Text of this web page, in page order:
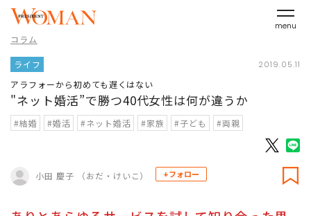
menu
コラム
ライフ 2019.05.11
アラフォーから初めても遅くはない
"ネット婚活”で勝つ40代女性は何が違うか
#結婚 #婚活 #ネット婚活 #家族 #子ども #両親
小田 慶子 （おだ・けいこ） +フォロー